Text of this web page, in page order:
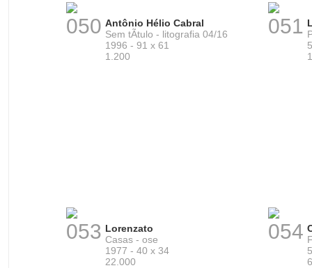
050 Antônio Hélio Cabral
Sem tÃ­tulo - litografia 04/16
1996 - 91 x 61
1.200
051
053 Lorenzato
Casas - ose
1977 - 40 x 34
22.000
054